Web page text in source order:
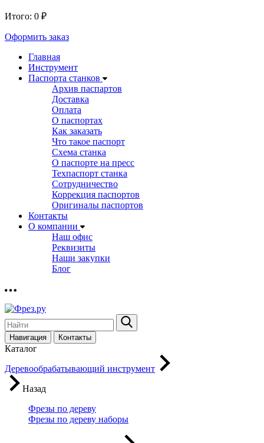
Итого: 0 ₽
Оформить заказ
Главная
Инструмент
Паспорта станков
Архив паспартов
Доставка
Оплата
О паспортах
Как заказать
Что такое паспорт
Схема станка
О паспорте на пресс
Техпаспорт станка
Сотрудничество
Коррекция паспортов
Оригиналы паспортов
Контакты
О компании
Наш офис
Реквизиты
Наши закупки
Блог
Навигация Контакты
Каталог
Деревообрабатывающий инструмент
Назад
Фрезы по дереву
Фрезы по дереву наборы